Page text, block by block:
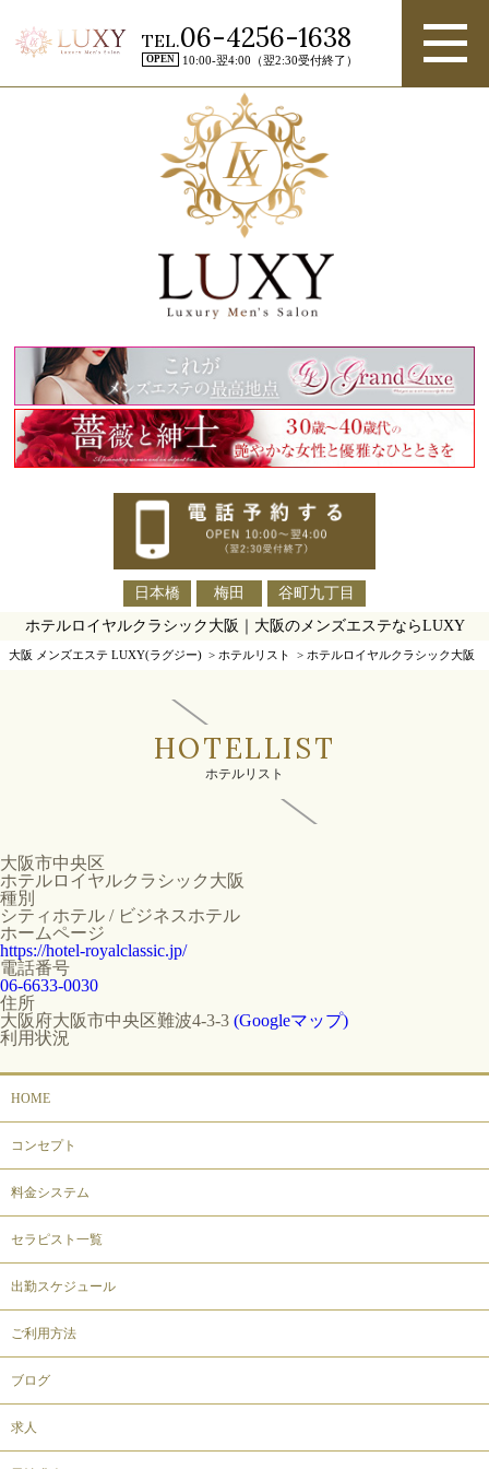
TEL.06-4256-1638
OPEN 10:00-翌4:00（翌2:30受付終了）
日本橋 梅田
谷町九丁目
ホテルロイヤルクラシック大阪｜大阪のメンズエステならLUXY
大阪 メンズエステ LUXY(ラグジー) > ホテルリスト > ホテルロイヤルクラシック大阪
HOTELLIST
ホテルリスト
大阪市中央区
ホテルロイヤルクラシック大阪
種別
シティホテル / ビジネスホテル
ホームページ
https://hotel-royalclassic.jp/
電話番号
06-6633-0030
住所
大阪府大阪市中央区難波4-3-3 (Googleマップ)
利用状況
HOME
コンセプト
料金システム
セラピスト一覧
出勤スケジュール
ご利用方法
ブログ
求人